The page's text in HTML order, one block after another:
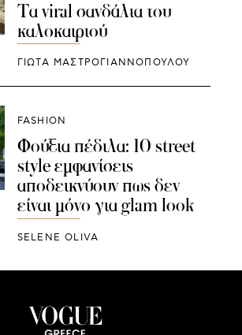
Τα viral σανδάλια του
καλοκαιριού
ΓΙΩΤΑ ΜΑΣΤΡΟΓΙΑΝΝΟΠΟΥΛΟΥ
FASHION
Φούξια πέδιλα: 10 street
style εμφανίσεις
αποδεικνύουν πως δεν
είναι μόνο για glam look
SELENE OLIVA